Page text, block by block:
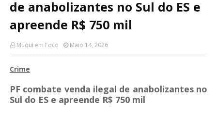
de anabolizantes no Sul do ES e
apreende R$ 750 mil
Muqui em Foco Maio 14, 2026
Crime
PF combate venda ilegal de anabolizantes no
Sul do ES e apreende R$ 750 mil